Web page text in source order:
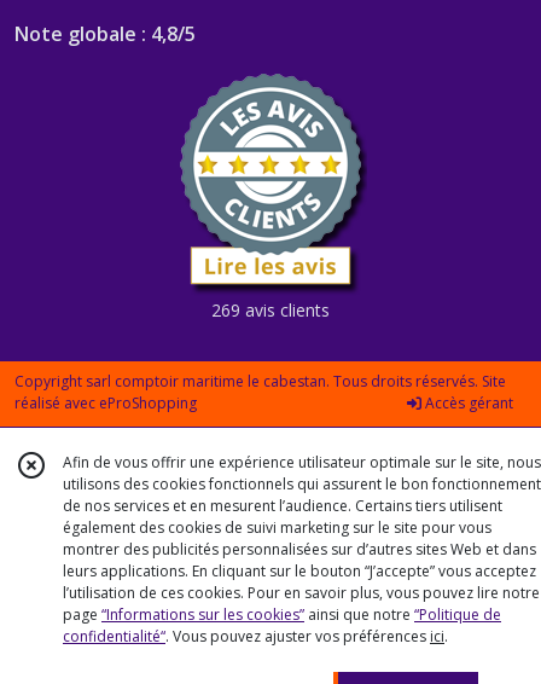
Note globale : 4,8/5
269 avis clients
Copyright sarl comptoir maritime le cabestan. Tous droits réservés. Site
réalisé avec eProShopping Accès gérant
Afin de vous offrir une expérience utilisateur optimale sur le site, nous
utilisons des cookies fonctionnels qui assurent le bon fonctionnement
de nos services et en mesurent l’audience. Certains tiers utilisent
également des cookies de suivi marketing sur le site pour vous
montrer des publicités personnalisées sur d’autres sites Web et dans
leurs applications. En cliquant sur le bouton “J’accepte” vous acceptez
l’utilisation de ces cookies. Pour en savoir plus, vous pouvez lire notre
page “Informations sur les cookies” ainsi que notre “Politique de
confidentialité“. Vous pouvez ajuster vos préférences ici.